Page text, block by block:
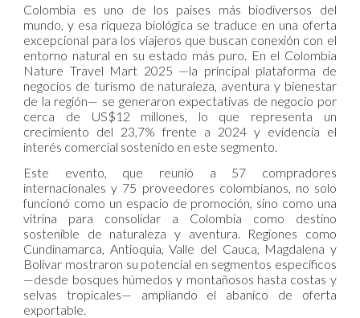
Colombia es uno de los países más biodiversos del
mundo, y esa riqueza biológica se traduce en una oferta
excepcional para los viajeros que buscan conexión con el
entorno natural en su estado más puro. En el Colombia
Nature Travel Mart 2025 —la principal plataforma de
negocios de turismo de naturaleza, aventura y bienestar
de la región— se generaron expectativas de negocio por
cerca de US$12 millones, lo que representa un
crecimiento del 23,7% frente a 2024 y evidencia el
interés comercial sostenido en este segmento.
Este evento, que reunió a 57 compradores
internacionales y 75 proveedores colombianos, no solo
funcionó como un espacio de promoción, sino como una
vitrina para consolidar a Colombia como destino
sostenible de naturaleza y aventura. Regiones como
Cundinamarca, Antioquia, Valle del Cauca, Magdalena y
Bolívar mostraron su potencial en segmentos específicos
—desde bosques húmedos y montañosos hasta costas y
selvas tropicales— ampliando el abanico de oferta
exportable.